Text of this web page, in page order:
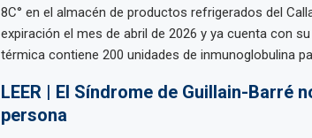
8C° en el almacén de productos refrigerados del
expiración el mes de abril de 2026 y ya cuenta con
térmica contiene 200 unidades de inmunoglobulina
LEER | El Síndrome de Guillain-Barré
persona